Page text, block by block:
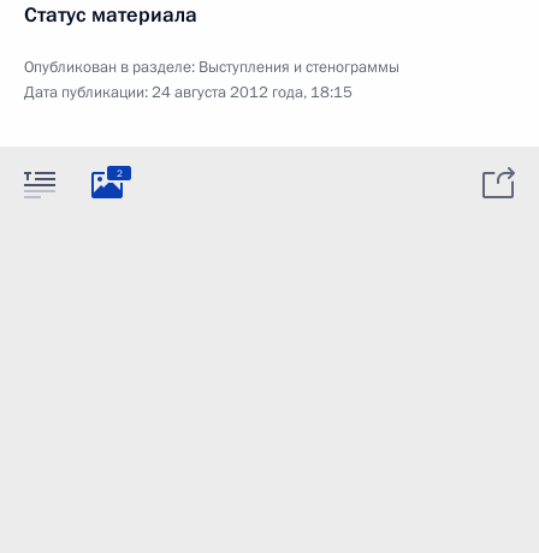
Статус материала
Опубликован в разделе: Выступления и стенограммы
Дата публикации:24 августа 2012 года, 18:15
2